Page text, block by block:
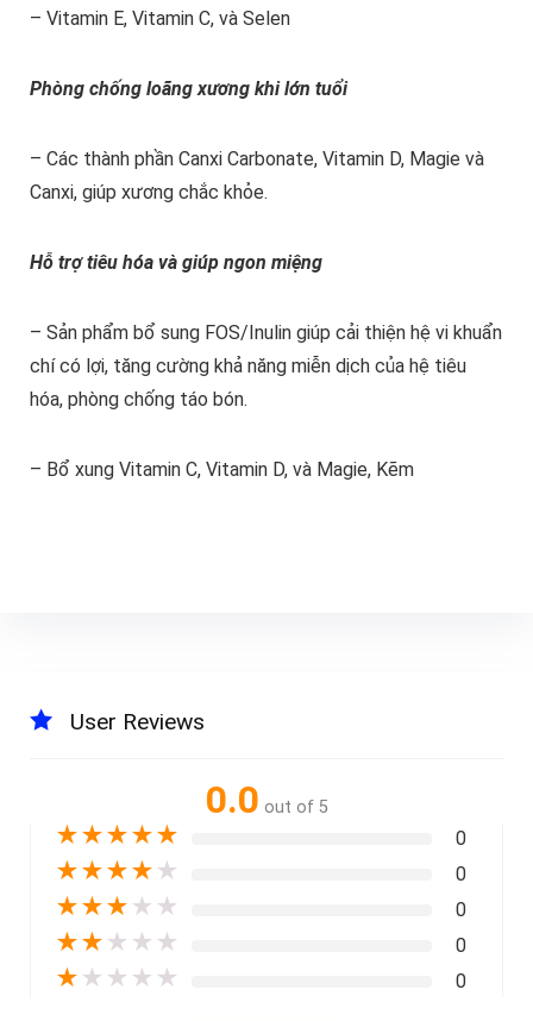
– Vitamin E, Vitamin C, và Selen
Phòng chống loãng xương khi lớn tuổi
– Các thành phần Canxi Carbonate, Vitamin D, Magie và
Canxi, giúp xương chắc khỏe.
Hỗ trợ tiêu hóa và giúp ngon miệng
– Sản phẩm bổ sung FOS/Inulin giúp cải thiện hệ vi khuẩn
chí có lợi, tăng cường khả năng miễn dịch của hệ tiêu
hóa, phòng chống táo bón.
– Bổ xung Vitamin C, Vitamin D, và Magie, Kẽm
User Reviews
0.0 out of 5
★★★★★ 0
★★★★ ★ 0
★★★ ★ ★ 0
★★ ★ ★ ★ 0
★ ★ ★ ★ ★ 0